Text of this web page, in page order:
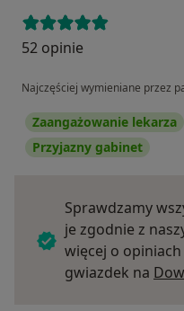
52 opinie
Najczęściej wymieniane przez
Zaangażowanie lekarza
Przyjazny gabinet
Sprawdzamy
je zgodnie z
więcej o
gwiazdek na